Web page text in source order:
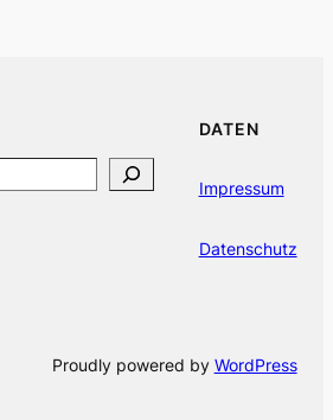
DATEN
Impressum
Datenschutz
Proudly powered by WordPress